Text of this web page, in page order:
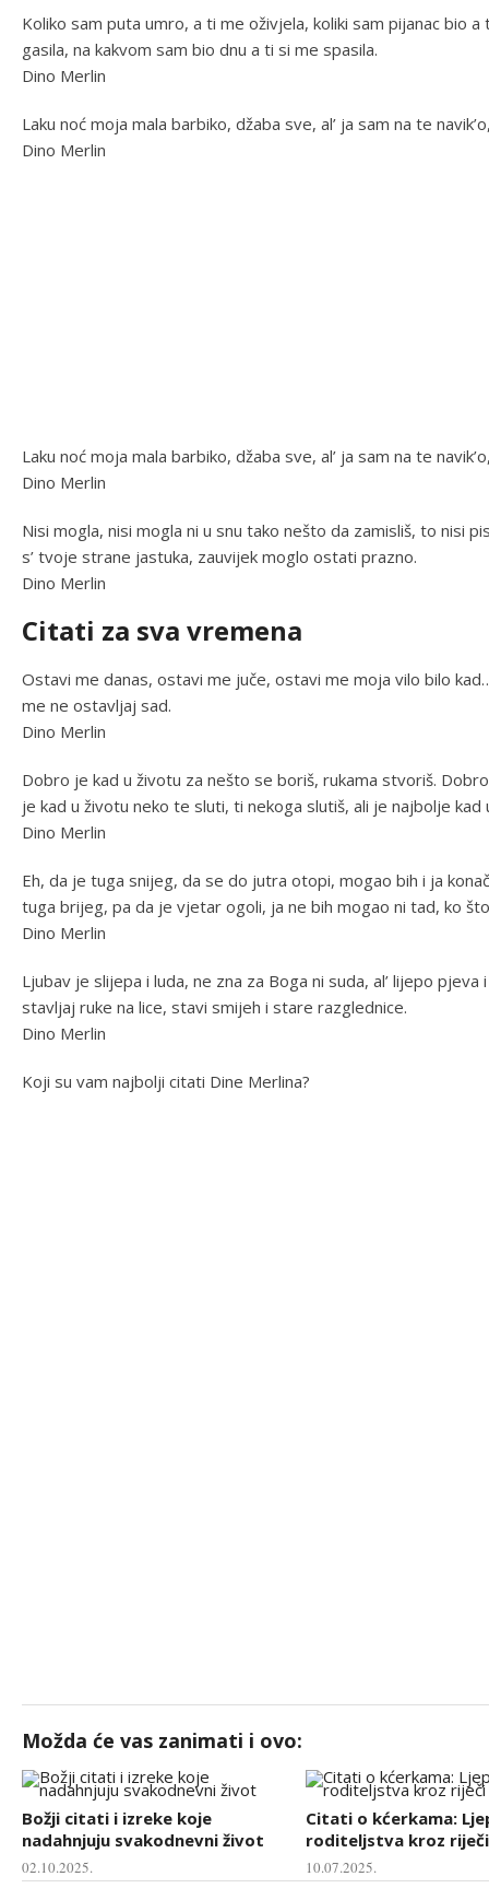
Koliko sam puta umro, a ti me oživjela, koliki sam pijanac bio
gasila, na kakvom sam bio dnu a ti si me spasila.
Dino Merlin
Laku noć moja mala barbiko, džaba sve, al’ ja sam na te
Dino Merlin
Laku noć moja mala barbiko, džaba sve, al’ ja sam na te
Dino Merlin
Nisi mogla, nisi mogla ni u snu tako nešto da zamisliš, to nisi
s’ tvoje strane jastuka, zauvijek moglo ostati prazno.
Dino Merlin
Citati za sva vremena
Ostavi me danas, ostavi me juče, ostavi me moja vilo bilo
me ne ostavljaj sad.
Dino Merlin
Dobro je kad u životu za nešto se boriš, rukama stvoriš.
je kad u životu neko te sluti, ti nekoga slutiš, ali je najbolje kad
Dino Merlin
Eh, da je tuga snijeg, da se do jutra otopi, mogao bih i ja
tuga brijeg, pa da je vjetar ogoli, ja ne bih mogao ni tad, ko
Dino Merlin
Ljubav je slijepa i luda, ne zna za Boga ni suda, al’ lijepo
stavljaj ruke na lice, stavi smijeh i stare razglednice.
Dino Merlin
Koji su vam najbolji citati Dine Merlina?
Možda će vas zanimati i ovo:
Božji citati i izreke koje
nadahnjuju svakodnevni život
02.10.2025.
Citati o kćerkama:
roditeljstva kroz riječi
10.07.2025.